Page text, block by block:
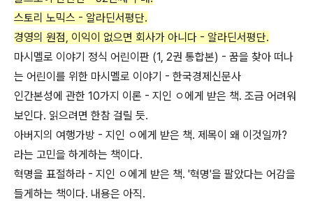
스토리 노믹스 - 알라딘서평단.
경영의 원점, 이익이 없으면 회사가 아니다 - 알라딘서평단.
마시멜로 이야기 정식 어린이판 (1, 2권 통합본) - 꿈을 찾아 떠나
는 어린이를 위한 마시멜로 이야기 - 한국경제신문사
인간본성에 관한 10가지 이론 - 지인 ㅇ에게 받은 책. 조금 어려워
보인다. 읽으려면 한참 걸릴 듯.
아버지의 여행가방 - 지인 ㅇ에게 받은 책. 제목이 왜 이것일까?
라는 고민을 하게하는 책이다.
혁명을 표절하라 - 지인 ㅇ에게 받은 책. '혁명'을 팔았다는 어감을
들게하는 책이다. 내용은 아직.